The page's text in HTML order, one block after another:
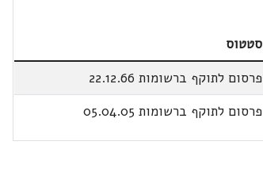
סטטוס
פרסום לתוקף ברשומות 22.12.66
פרסום לתוקף ברשומות 05.04.05